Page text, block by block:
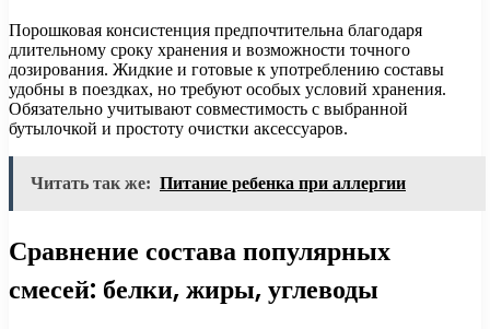
Порошковая консистенция предпочтительна благодаря
длительному сроку хранения и возможности точного
дозирования. Жидкие и готовые к употреблению составы
удобны в поездках, но требуют особых условий хранения.
Обязательно учитывают совместимость с выбранной
бутылочкой и простоту очистки аксессуаров.
Читать так же: Питание ребенка при аллергии
Сравнение состава популярных
смесей: белки, жиры, углеводы